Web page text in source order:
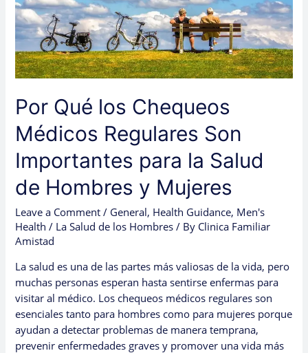
Por Qué los Chequeos
Médicos Regulares Son
Importantes para la Salud
de Hombres y Mujeres
Leave a Comment / General, Health Guidance, Men's
Health / La Salud de los Hombres / By Clinica Familiar
Amistad
La salud es una de las partes más valiosas de la vida, pero
muchas personas esperan hasta sentirse enfermas para
visitar al médico. Los chequeos médicos regulares son
esenciales tanto para hombres como para mujeres porque
ayudan a detectar problemas de manera temprana,
prevenir enfermedades graves y promover una vida más
Importantes
para
la
Salud
de
y
Mujeres